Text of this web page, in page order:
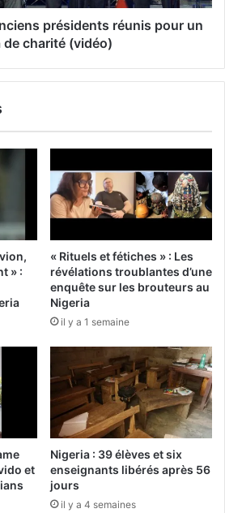
présidents réunis pour un
de charité (vidéo)
» :
« Rituels et fétiches » : Les
révélations troublantes d’une
enquête sur les brouteurs au
Nigeria
il y a 1 semaine
et
Nigeria : 39 élèves et six
enseignants libérés après 56
jours
il y a 4 semaines